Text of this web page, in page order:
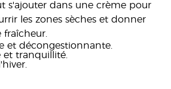
s'ajouter dans une crème pour
les zones sèches et donner
fraîcheur.
et décongestionnante.
tranquillité.